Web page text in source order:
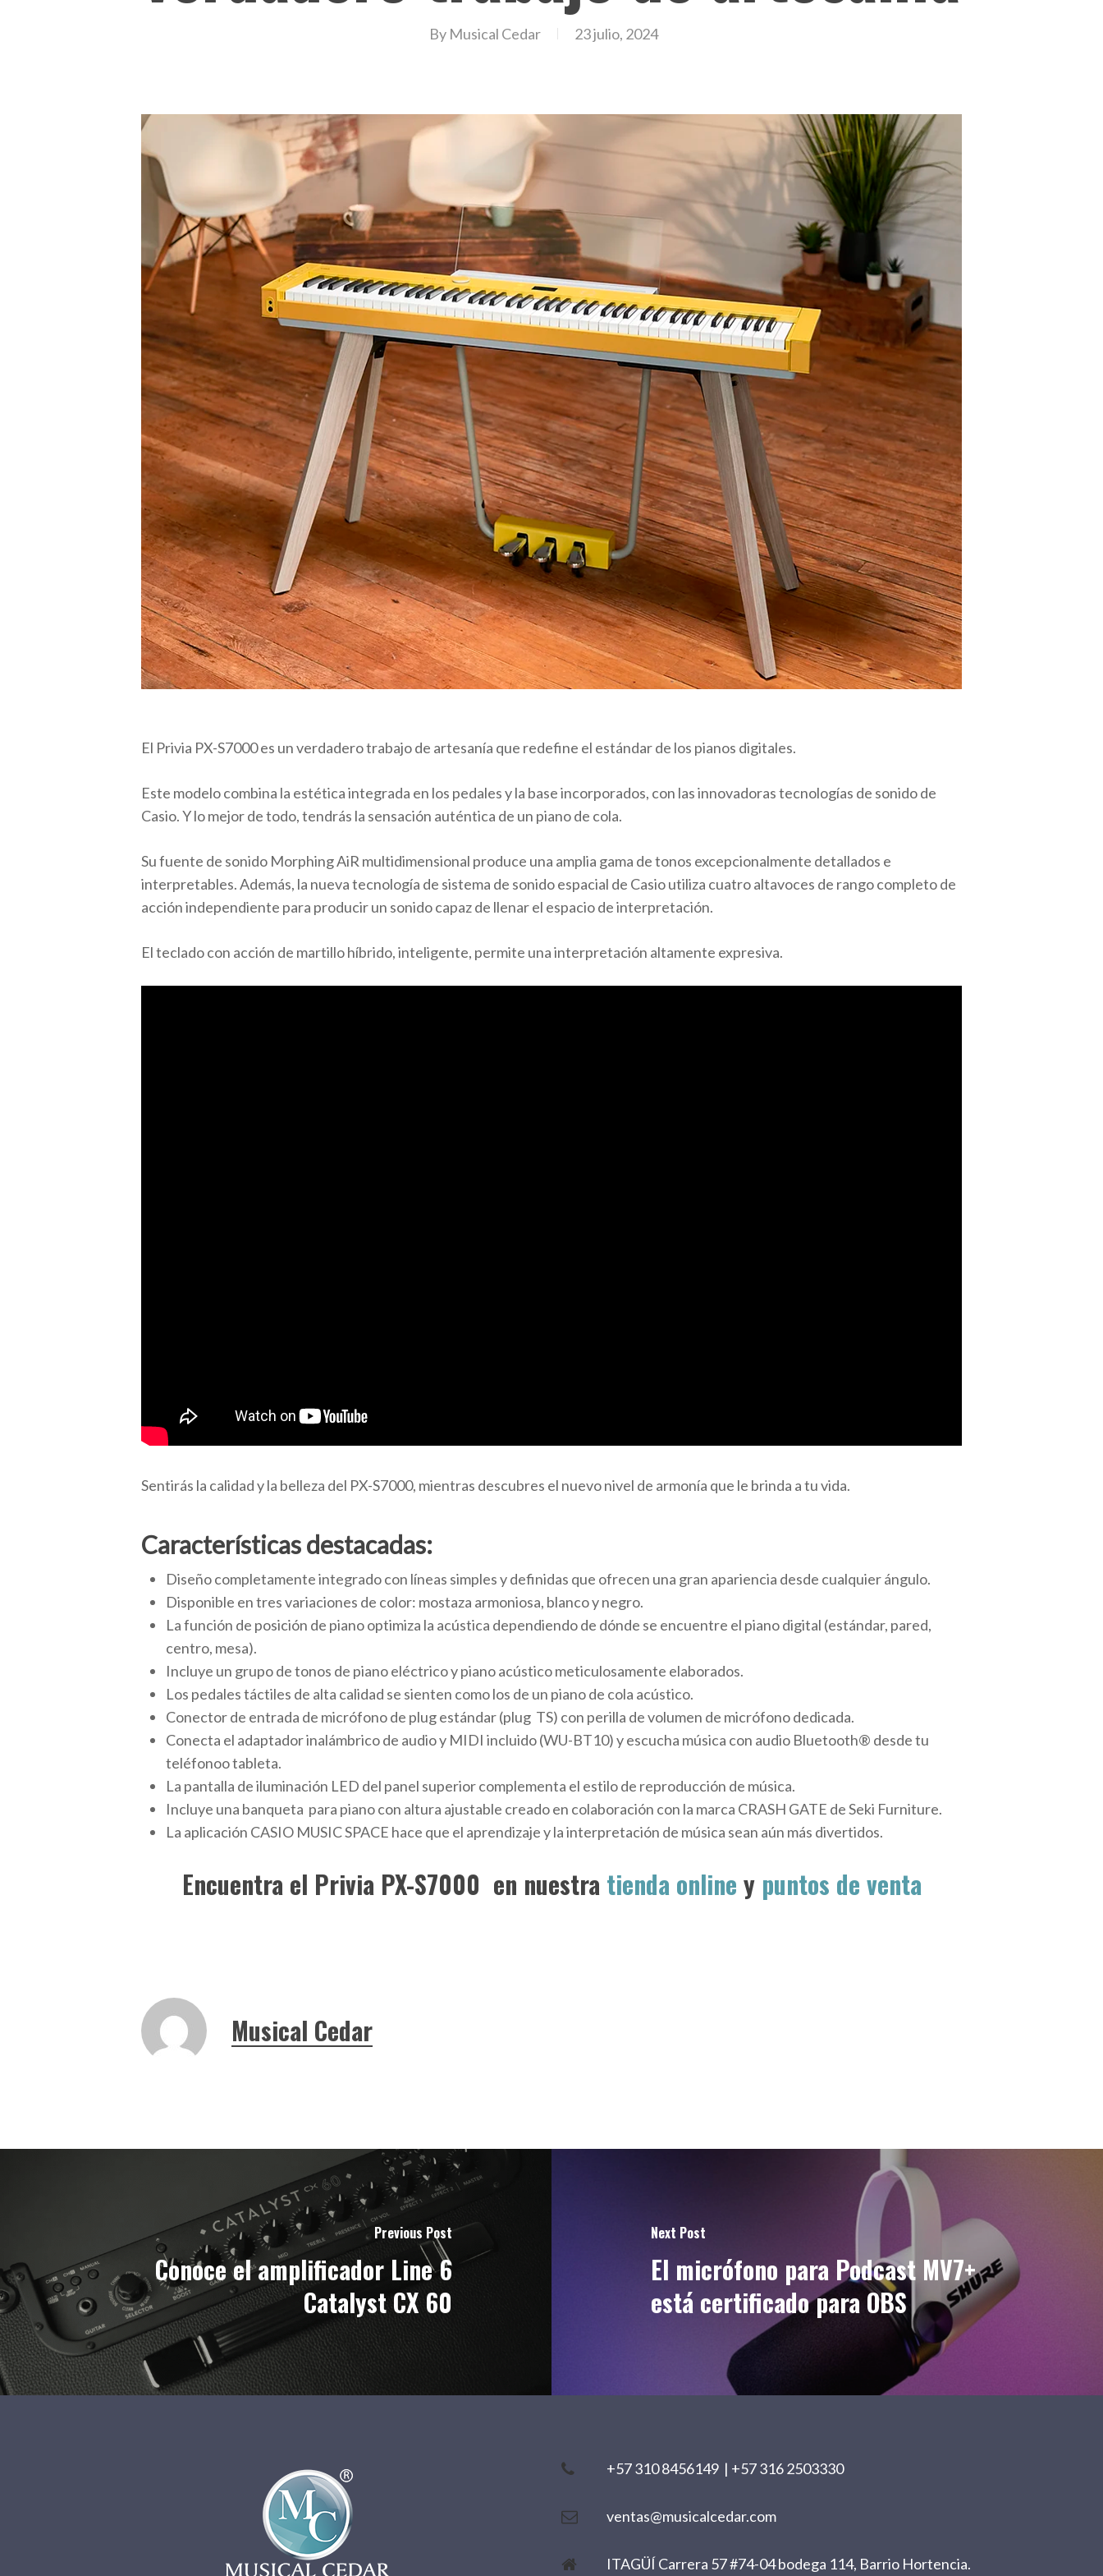
By Musical Cedar 23 julio, 2024
El Privia PX-S7000 es un verdadero trabajo de artesanía que redefine el estándar de los pianos digitales.
Este modelo combina la estética integrada en los pedales y la base incorporados, con las innovadoras tecnologías de sonido de
Casio. Y lo mejor de todo, tendrás la sensación auténtica de un piano de cola.
Su fuente de sonido Morphing AiR multidimensional produce una amplia gama de tonos excepcionalmente detallados e
interpretables. Además, la nueva tecnología de sistema de sonido espacial de Casio utiliza cuatro altavoces de rango completo de
acción independiente para producir un sonido capaz de llenar el espacio de interpretación.
El teclado con acción de martillo híbrido, inteligente, permite una interpretación altamente expresiva.
Sentirás la calidad y la belleza del PX-S7000, mientras descubres el nuevo nivel de armonía que le brinda a tu vida.
Características destacadas:
Diseño completamente integrado con líneas simples y definidas que ofrecen una gran apariencia desde cualquier ángulo.
Disponible en tres variaciones de color: mostaza armoniosa, blanco y negro.
La función de posición de piano optimiza la acústica dependiendo de dónde se encuentre el piano digital (estándar, pared,
centro, mesa).
Incluye un grupo de tonos de piano eléctrico y piano acústico meticulosamente elaborados.
Los pedales táctiles de alta calidad se sienten como los de un piano de cola acústico.
Conector de entrada de micrófono de plug estándar (plug TS) con perilla de volumen de micrófono dedicada.
Conecta el adaptador inalámbrico de audio y MIDI incluido (WU-BT10) y escucha música con audio Bluetooth® desde tu
teléfonoo tableta.
La pantalla de iluminación LED del panel superior complementa el estilo de reproducción de música.
Incluye una banqueta para piano con altura ajustable creado en colaboración con la marca CRASH GATE de Seki Furniture.
La aplicación CASIO MUSIC SPACE hace que el aprendizaje y la interpretación de música sean aún más divertidos.
Encuentra el Privia PX-S7000 en nuestra tienda online y puntos de venta
Musical Cedar
Previous Post
Conoce el amplificador Line 6
Catalyst CX 60
Next Post
El micrófono para Podcast MV7+
está certificado para OBS
+57 310 8456149 | +57 316 2503330
ventas@musicalcedar.com
ITAGÜÍ Carrera 57 #74-04 bodega 114, Barrio Hortencia.